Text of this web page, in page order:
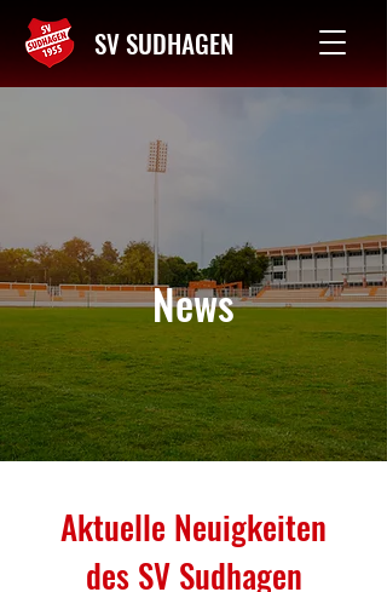
SV SUDHAGEN
News
Aktuelle Neuigkeiten
des SV Sudhagen